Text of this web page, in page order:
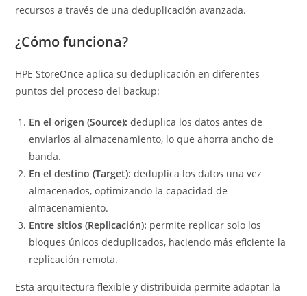
recursos a través de una deduplicación avanzada.
¿Cómo funciona?
HPE StoreOnce aplica su deduplicación en diferentes
puntos del proceso del backup:
En el origen (Source): deduplica los datos antes de
enviarlos al almacenamiento, lo que ahorra ancho de
banda.
En el destino (Target): deduplica los datos una vez
almacenados, optimizando la capacidad de
almacenamiento.
Entre sitios (Replicación): permite replicar solo los
bloques únicos deduplicados, haciendo más eficiente la
replicación remota.
Esta arquitectura flexible y distribuida permite adaptar la